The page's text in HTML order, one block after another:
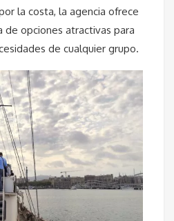
la costa, la agencia ofrece
de opciones atractivas para
de cualquier grupo.